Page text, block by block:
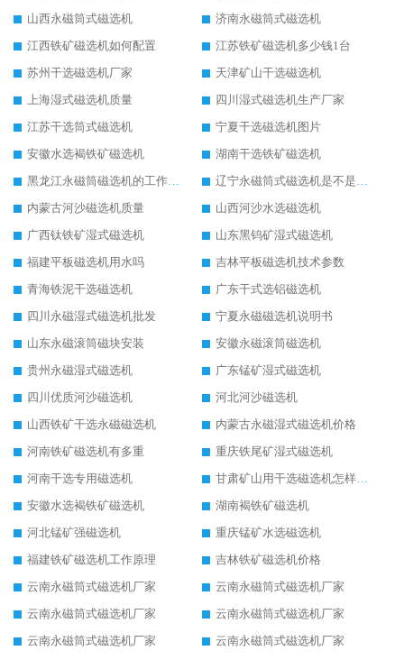
山西永磁筒式磁选机
济南永磁筒式磁选机
江西铁矿磁选机如何配置
江苏铁矿磁选机多少钱1台
苏州干选磁选机厂家
天津矿山干选磁选机
上海湿式磁选机质量
四川湿式磁选机生产厂家
江苏干选筒式磁选机
宁夏干选磁选机图片
安徽水选褐铁矿磁选机
湖南干选铁矿磁选机
黑龙江永磁筒磁选机的工作原理
辽宁永磁筒式磁选机是不是强磁
内蒙古河沙磁选机质量
山西河沙水选磁选机
广西钛铁矿湿式磁选机
山东黑钨矿湿式磁选机
福建平板磁选机用水吗
吉林平板磁选机技术参数
青海铁泥干选磁选机
广东干式选铝磁选机
四川永磁湿式磁选机批发
宁夏永磁磁选机说明书
山东永磁滚筒磁块安装
安徽永磁滚筒磁选机
贵州永磁湿式磁选机
广东锰矿湿式磁选机
四川优质河沙磁选机
河北河沙磁选机
山西铁矿干选永磁磁选机
内蒙古永磁湿式磁选机价格
河南铁矿磁选机有多重
重庆铁尾矿湿式磁选机
河南干选专用磁选机
甘肃矿山用干选磁选机怎样调磁
安徽水选褐铁矿磁选机
湖南褐铁矿磁选机
河北锰矿强磁选机
重庆锰矿水选磁选机
福建铁矿磁选机工作原理
吉林铁矿磁选机价格
云南永磁筒式磁选机厂家
云南永磁筒式磁选机厂家
云南永磁筒式磁选机厂家
云南永磁筒式磁选机厂家
云南永磁筒式磁选机厂家
云南永磁筒式磁选机厂家